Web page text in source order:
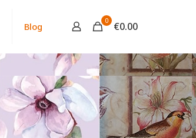
Blog
0 €0.00